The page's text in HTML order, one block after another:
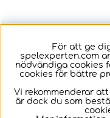
För att ge
spelexperten.com
nödvändiga cookies
cookies för bättre
Vi rekommenderar
är dock du som